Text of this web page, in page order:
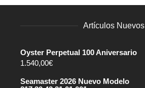
Artículos Nuevos
Oyster Perpetual 100 Aniversario
1.540,00€
Seamaster 2026 Nuevo Modelo